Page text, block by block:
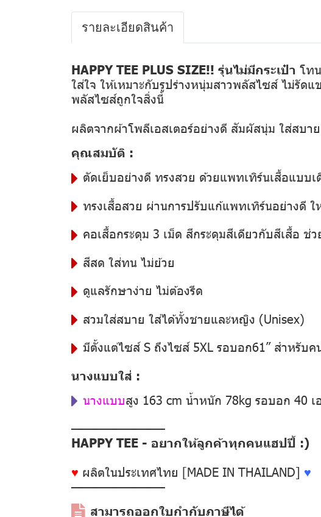
รายละเอียดสินค้า
HAPPY TEE PLUS SIZE!! รุ่นไม่มีกระเป๋า โท
ใส่ใจ ให้เหมาะกับรูปร่างหนุ่มสาวพลัสไซส์ ไม่รัด
พลัสไซส์ถูกใจสิ่งนี้
ผลิตจากผ้าโพลีเอสเตอร์อย่างดี สัมผัสนุ่ม ใส่สบา
คุณสมบัติ :
ตัดเย็บอย่างดี ทรงสวย ด้วยแพทเทิร์นเสื้อแบบ
ทรงเสื้อสวย ผ่านการปรับแก้แพทเทิร์นอย่างดี
คอเสื้อกระดุม 3 เม็ด สีกระดุมสีเดียวกับสีเสื้อ ช่
สีสด ใส่ทน ไม่ย้วย
ดูแลรักษาง่าย ไม่ต้องรีด
สวมใส่สบาย ใส่ได้ทั้งชายและหญิง (Unisex)
มีตั้งแต่ไซส์ S ถึงไซส์ 5XL รอบอก61” สำหรับ
นางแบบใส่ :
นางแบบสูง 163 cm น้ำหนัก 78kg รอบอก 40 เ
––––––––––––––
HAPPY TEE - อยากให้ลูกค้าทุกคนแฮปปี้ :)
♥ ผลิตในประเทศไทย [MADE IN THAILAND] ♥
––––––––––––––
สามารถออกใบกำกับภาษีได้